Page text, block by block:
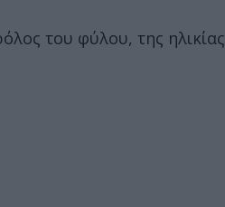
του φύλου, της ηλικίας